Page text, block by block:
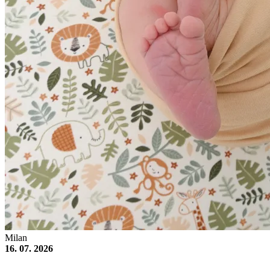
Milan
16. 07. 2026